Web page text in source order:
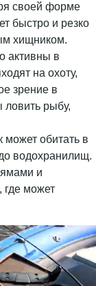
своей форме
быстро и резко
хищником.
активны в
на охоту,
зрение в
ловить рыбу,
может обитать в
водохранилищ.
ямами и
где может